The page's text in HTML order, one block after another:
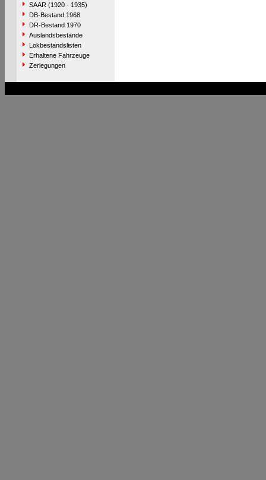
SAAR (1920 - 1935)
DB-Bestand 1968
DR-Bestand 1970
Auslandsbestände
Lokbestandslisten
Erhaltene Fahrzeuge
Zerlegungen